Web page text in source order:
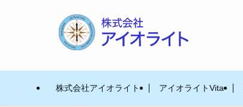
株式会社アイオライト アイオライトVita